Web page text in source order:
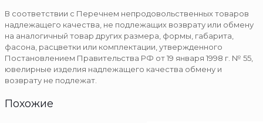
В соответствии с Перечнем непродовольственных товаров
надлежащего качества, не подлежащих возврату или обмену
на аналогичный товар других размера, формы, габарита,
фасона, расцветки или комплектации, утвержденного
Постановлением Правительства РФ от 19 января 1998 г. № 55,
ювелирные изделия надлежащего качества обмену и
возврату не подлежат.
Похожие